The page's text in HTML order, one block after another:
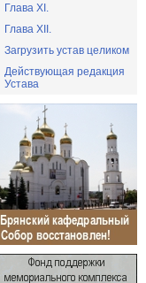
Глава XI.
Глава XII.
Загрузить устав целиком
Действующая редакция
Устава